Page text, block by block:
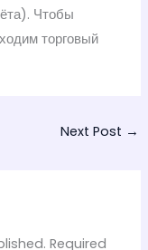
Чтобы
торговый
Next Post →
Required